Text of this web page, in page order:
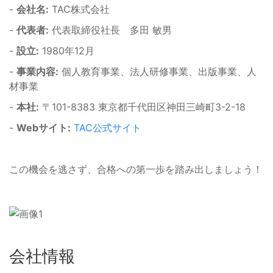
- 会社名: TAC株式会社
- 代表者: 代表取締役社長 多田 敏男
- 設立: 1980年12月
- 事業内容: 個人教育事業、法人研修事業、出版事業、人
材事業
- 本社: 〒101-8383 東京都千代田区神田三崎町3-2-18
- Webサイト: TAC公式サイト
この機会を逃さず、合格への第一歩を踏み出しましょう！
会社情報